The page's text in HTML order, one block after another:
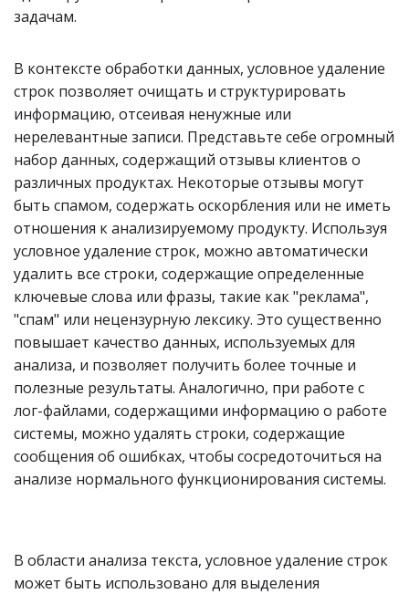
задачам.
В контексте обработки данных, условное удаление
строк позволяет очищать и структурировать
информацию, отсеивая ненужные или
нерелевантные записи. Представьте себе огромный
набор данных, содержащий отзывы клиентов о
различных продуктах. Некоторые отзывы могут
быть спамом, содержать оскорбления или не иметь
отношения к анализируемому продукту. Используя
условное удаление строк, можно автоматически
удалить все строки, содержащие определенные
ключевые слова или фразы, такие как "реклама",
"спам" или нецензурную лексику. Это существенно
повышает качество данных, используемых для
анализа, и позволяет получить более точные и
полезные результаты. Аналогично, при работе с
лог-файлами, содержащими информацию о работе
системы, можно удалять строки, содержащие
сообщения об ошибках, чтобы сосредоточиться на
анализе нормального функционирования системы.
В области анализа текста, условное удаление строк
может быть использовано для выделения